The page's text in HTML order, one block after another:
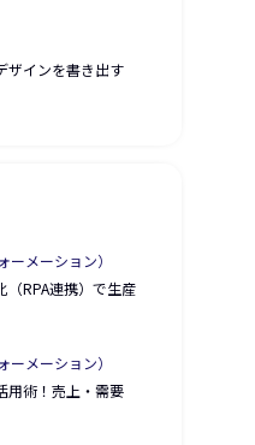
ザインを書き出す
ーメーション）
（RPA連携）で生産
ーメーション）
用術！売上・需要